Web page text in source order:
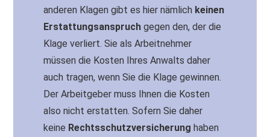
anderen Klagen gibt es hier nämlich keinen
Erstattungsanspruch gegen den, der die
Klage verliert. Sie als Arbeitnehmer
müssen die Kosten Ihres Anwalts daher
auch tragen, wenn Sie die Klage gewinnen.
Der Arbeitgeber muss Ihnen die Kosten
also nicht erstatten. Sofern Sie daher
keine Rechtsschutzversicherung haben